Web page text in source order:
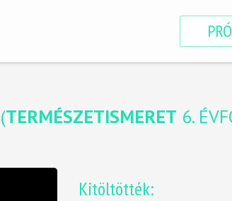
(TERMÉSZETISMERET 6.
Kitöltötték: